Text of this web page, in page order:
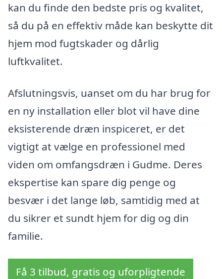
kan du finde den bedste pris og kvalitet,
så du på en effektiv måde kan beskytte dit
hjem mod fugtskader og dårlig
luftkvalitet.
Afslutningsvis, uanset om du har brug for
en ny installation eller blot vil have dine
eksisterende dræn inspiceret, er det
vigtigt at vælge en professionel med
viden om omfangsdræn i Gudme. Deres
ekspertise kan spare dig penge og
besvær i det lange løb, samtidig med at
du sikrer et sundt hjem for dig og din
familie.
Få 3 tilbud, gratis og uforpligtende